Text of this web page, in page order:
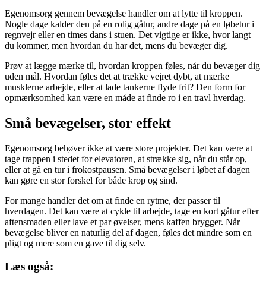
Egenomsorg gennem bevægelse handler om at lytte til kroppen.
Nogle dage kalder den på en rolig gåtur, andre dage på en løbetur i
regnvejr eller en times dans i stuen. Det vigtige er ikke, hvor langt
du kommer, men hvordan du har det, mens du bevæger dig.
Prøv at lægge mærke til, hvordan kroppen føles, når du bevæger dig
uden mål. Hvordan føles det at trække vejret dybt, at mærke
musklerne arbejde, eller at lade tankerne flyde frit? Den form for
opmærksomhed kan være en måde at finde ro i en travl hverdag.
Små bevægelser, stor effekt
Egenomsorg behøver ikke at være store projekter. Det kan være at
tage trappen i stedet for elevatoren, at strække sig, når du står op,
eller at gå en tur i frokostpausen. Små bevægelser i løbet af dagen
kan gøre en stor forskel for både krop og sind.
For mange handler det om at finde en rytme, der passer til
hverdagen. Det kan være at cykle til arbejde, tage en kort gåtur efter
aftensmaden eller lave et par øvelser, mens kaffen brygger. Når
bevægelse bliver en naturlig del af dagen, føles det mindre som en
pligt og mere som en gave til dig selv.
Læs også: